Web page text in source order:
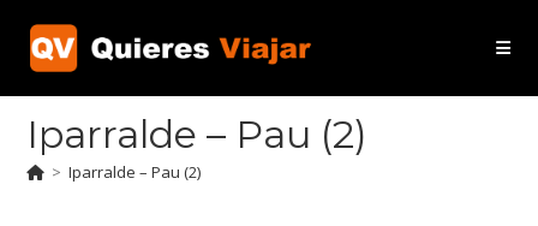
contenido
Iparralde – Pau (2)
> Iparralde – Pau (2)